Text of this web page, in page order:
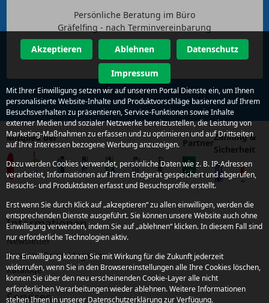
Persönliche Beratung im Büro
Gräfelfing - nach Terminvereinbarung
Mitglied bei Partner
Zahlung &
Sicherheit
Informationen
Newsletter
Kroatien Reise-Magazin
Kataloge
Services
Akzeptieren Ablehnen Datenschutz
Impressum
Mit Ihrer Einwilligung setzen wir auf unserem Portal Dienste ein, um Ihnen
personalisierte Website-Inhalte und Produktvorschläge basierend auf Ihrem
Besuchsverhalten zu präsentieren, Service-Funktionen sowie Inhalte
externer Medien und sozialer Netzwerke bereitzustellen, die Leistung von
Marketing-Maßnahmen zu erfassen und zu optimieren und auf Drittseiten
auf Ihre Interessen bezogene Werbung anzuzeigen.
Dazu werden Cookies verwendet, persönliche Daten wie z. B. IP-Adressen
verarbeitet, Informationen auf Ihrem Endgerät gespeichert und abgerufen,
Besuchs- und Produktdaten erfasst und Besuchsprofile erstellt.
Erst wenn Sie durch Klick auf „akzeptieren“ zu allen einwilligen, werden die
entsprechenden Dienste ausgeführt. Sie können unsere Website auch ohne
Einwilligung verwenden, indem Sie auf „ablehnen“ klicken. In diesem Fall sind
nur erforderliche Technologien aktiv.
Ihre Einwilligung können Sie mit Wirkung für die Zukunft jederzeit
widerrufen, wenn Sie in den Browsereinstellungen alle Ihre Cookies löschen,
können Sie über den neu erscheinenden Cookie-Layer alle nicht
erforderlichen Verarbeitungen wieder ablehnen. Weitere Informationen
stehen Ihnen in unserer Datenschutzerklärung zur Verfügung.